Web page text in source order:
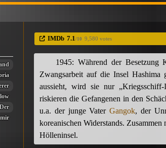
IMDb 7.1/10 9,580 votes
1945: Während der Besetzung
Zwangsarbeit auf die Insel
aussieht, wird sie nur „Kriegsschiff-
riskieren die Gefangenen in den
u.a. der junge VaterGangok, der
koreanischen Widerstands.
Hölleninsel.